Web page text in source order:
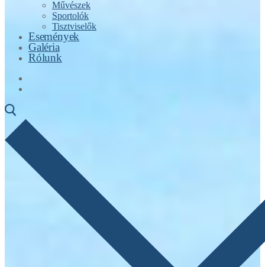
Művészek
Sportolók
Tisztviselők
Események
Galéria
Rólunk